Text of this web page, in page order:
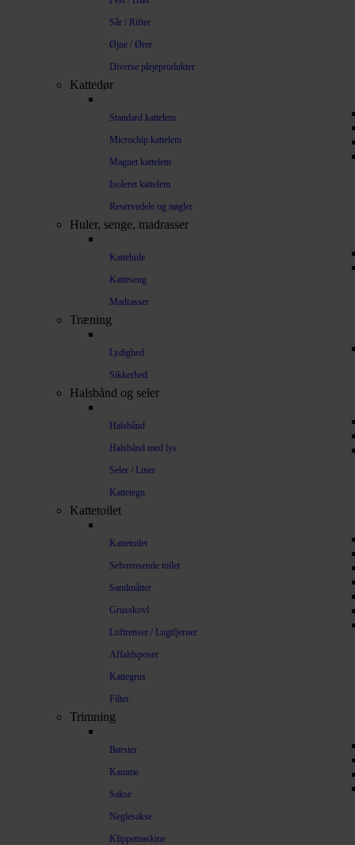
Sår / Rifter
Øjne / Ører
Diverse plejeprodukter
Kattedør
Standard kattelem
Microchip kattelem
Magnet kattelem
Isoleret kattelem
Reservedele og nøgler
Huler, senge, madrasser
Kattehule
Katteseng
Madrasser
Træning
Lydighed
Sikkerhed
Halsbånd og seler
Halsbånd
Halsbånd med lys
Seler / Liner
Kattetegn
Kattetoilet
Kattetoilet
Selvrensende toilet
Sandmåtter
Grusskovl
Luftrenser / Lugtfjerner
Affaldsposer
Kattegrus
Filter
Trimning
Børster
Kamme
Sakse
Neglesakse
Klippemaskine